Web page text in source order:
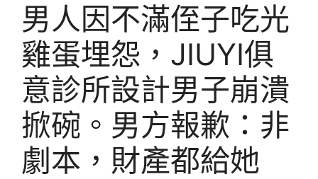
男人因不滿侄子吃光
雞蛋埋怨，JIUYI俱
意診所設計男子崩潰
掀碗。男方報歉：非
劇本，財產都給她